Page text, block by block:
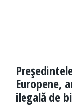
Europene,
ilegală de